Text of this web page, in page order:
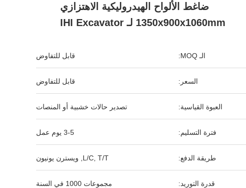
ضاغط الألواح الهيدروليكية الاهتزازي
1350x900x1060mm لـ IHI Excavator
الـ MOQ: قابل للتفاوض
السعر: قابل للتفاوض
العبوة القياسية: تصدير حالات خشبية أو المنصات
فترة التسليم: 3-5 يوم عمل
طريقة الدفع: L/C, T/T, ويسترن يونيون
قدرة التوريد: مجموعات 1000 في السنة